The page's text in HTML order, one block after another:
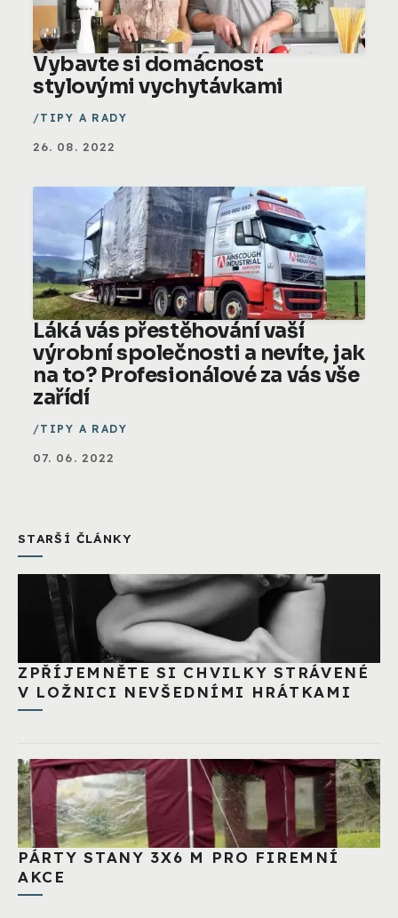
Vybavte si domácnost
stylovými vychytávkami
TIPY A RADY
26. 08. 2022
Láká vás přestěhování vaší
výrobní společnosti a nevíte, jak
na to? Profesionálové za vás vše
zařídí
TIPY A RADY
07. 06. 2022
STARŠÍ ČLÁNKY
ZPŘÍJEMNĚTE SI CHVILKY STRÁVENÉ
V LOŽNICI NEVŠEDNÍMI HRÁTKAMI
PÁRTY STANY 3X6 M PRO FIREMNÍ
AKCE